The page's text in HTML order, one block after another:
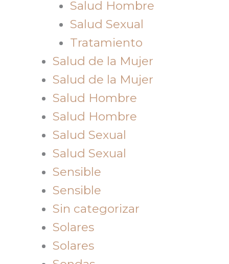
Salud Hombre
Salud Sexual
Tratamiento
Salud de la Mujer
Salud de la Mujer
Salud Hombre
Salud Hombre
Salud Sexual
Salud Sexual
Sensible
Sensible
Sin categorizar
Solares
Solares